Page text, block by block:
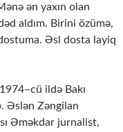
ən yaxın olan
aldım. Birini özümə,
Əsl dosta layiq
ildə Bakı
Əslən Zəngilan
Əməkdar jurnalist,